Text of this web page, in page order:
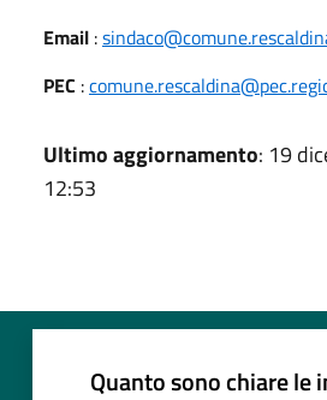
Email :
PEC :
Ultimo aggiornamento: 19
12:53
Quanto sono chiare le